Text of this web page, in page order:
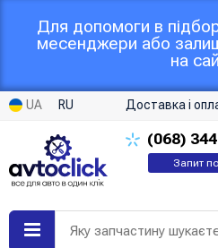
Для допомоги в
месенджери або
на
UA RU Доставка і
(068)
Запит
Яку запчастину